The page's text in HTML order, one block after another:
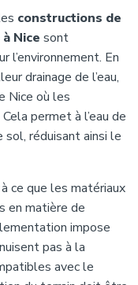
constructions de
Nice sont
l’environnement. En
drainage de l’eau,
Nice où les
permet à l’eau de
réduisant ainsi le
ce que les matériaux
en matière de
impose
pas à la
avec le